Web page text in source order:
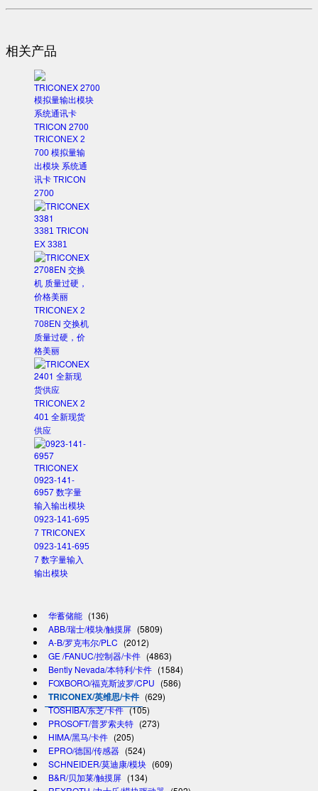
相关产品
TRICONEX 2
700 模拟量输
出模块 系统通
讯卡 TRICON
2700
3381 TRICON
EX 3381
TRICONEX 2
708EN 交换机
质量过硬，价
格美丽
TRICONEX 2
401 全新现货
供应
0923-141-695
7 TRICONEX
0923-141-695
7 数字量输入
输出模块
华蓄储能 (136)
ABB/瑞士/模块/触摸屏 (5809)
A-B/罗克韦尔/PLC (2012)
GE /FANUC/控制器/卡件 (4863)
Bently Nevada/本特利/卡件 (1584)
FOXBORO/福克斯波罗/CPU (586)
TRICONEX/英维思/卡件 (629)
TOSHIBA/东芝/卡件 (105)
PROSOFT/普罗索夫特 (273)
HIMA/黑马/卡件 (205)
EPRO/德国/传感器 (524)
SCHNEIDER/莫迪康/模块 (609)
B&R/贝加莱/触摸屏 (134)